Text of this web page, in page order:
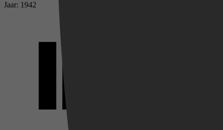
Jaar: 1942